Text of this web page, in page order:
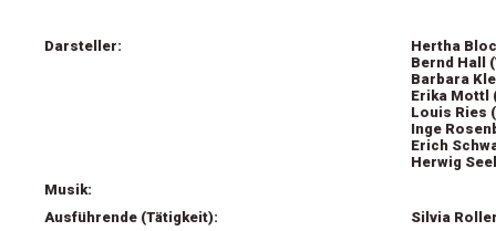
Darsteller:
Hertha
Bernd Hall
Barbara
Erika Mottl
Louis Ries
Inge
Erich
Herwig
Musik:
Ausführende (Tätigkeit):
Silvia